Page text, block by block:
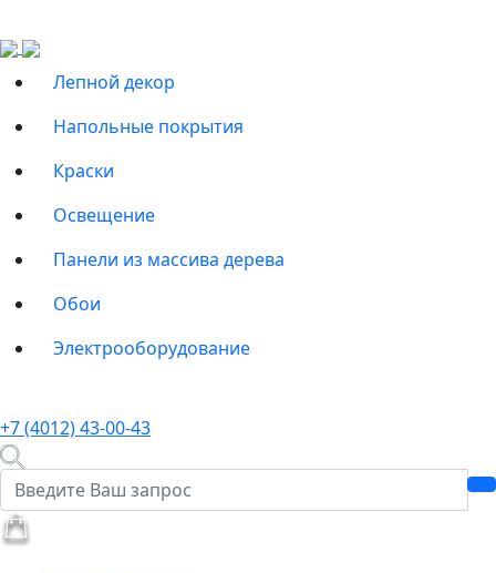
Лепной декор
Напольные покрытия
Краски
Освещение
Панели из массива дерева
Обои
Электрооборудование
+7 (4012) 43-00-43